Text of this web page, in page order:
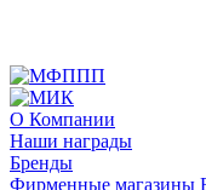
О Компании
Наши награды
Бренды
Фирменные магазины